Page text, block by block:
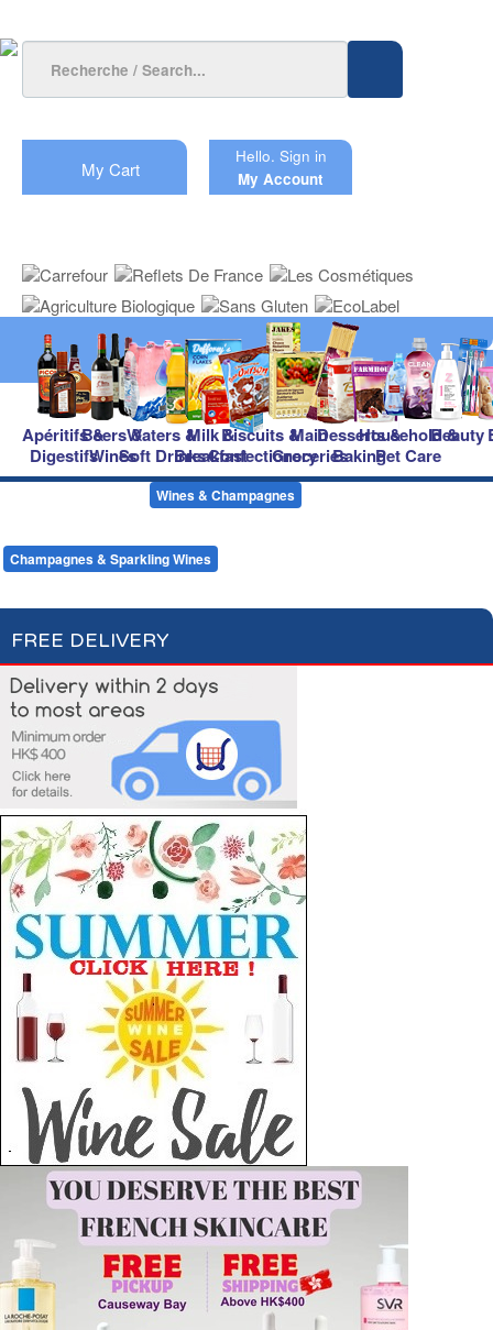
My Cart
Hello. Sign in
My Account
Apéritifs &
Digestifs
Beers &
Wines
Waters &
Soft Drinks
Milk &
Breakfast
Biscuits &
Confectionery
Main
Groceries
Desserts &
Baking
Household &
Pet Care
Beauty
Wines & Champagnes
Champagnes & Sparkling Wines
FREE DELIVERY